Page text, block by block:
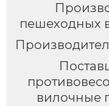
пешеходных
вилочные